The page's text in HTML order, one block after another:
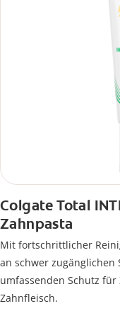
Colgate Total
Zahnpasta
Mit fortschrittlicher
an schwer
umfassenden Schutz für
Zahnfleisch.